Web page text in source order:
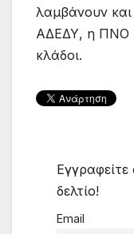
λαμβάνουν
ΑΔΕΔΥ, η ΠΝΟ
κλάδοι.
δελτίο!
Email